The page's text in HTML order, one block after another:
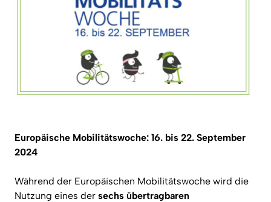
Europäische Mobilitätswoche: 16. bis 22. September
2024
Während der Europäischen Mobilitätswoche wird die
Nutzung eines der sechs übertragbaren